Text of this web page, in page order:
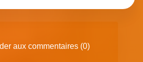
aux commentaires (0)